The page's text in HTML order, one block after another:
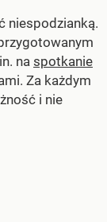
niespodzianką.
na spotkanie
Za każdym
i nie